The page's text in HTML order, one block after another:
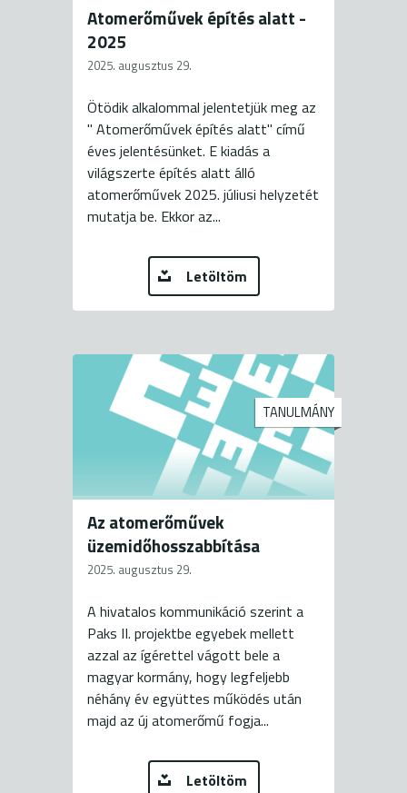
Atomerőművek építés alatt -
2025
2025. augusztus 29.
Ötödik alkalommal jelentetjük meg az
" Atomerőművek építés alatt" című
éves jelentésünket. E kiadás a
világszerte építés alatt álló
atomerőművek 2025. júliusi helyzetét
mutatja be. Ekkor az...
Letöltöm
TANULMÁNY
Az atomerőművek
üzemidőhosszabbítása
2025. augusztus 29.
A hivatalos kommunikáció szerint a
Paks II. projektbe egyebek mellett
azzal az ígérettel vágott bele a
magyar kormány, hogy legfeljebb
néhány év együttes működés után
majd az új atomerőmű fogja...
Letöltöm